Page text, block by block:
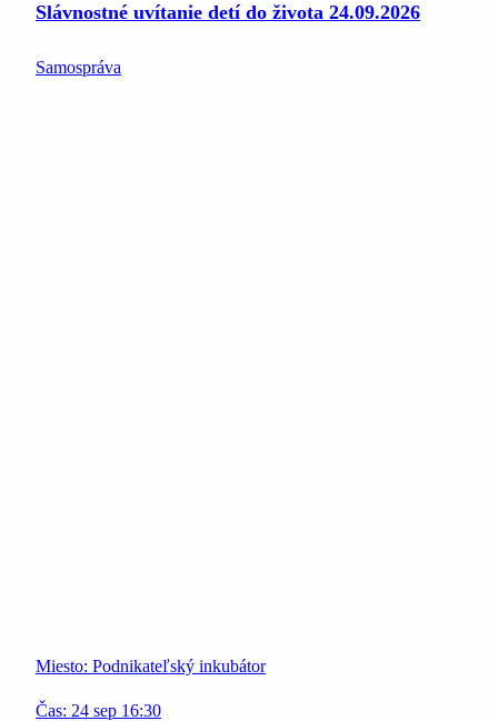
Slávnostné uvítanie detí do života 24.09.2026
Samospráva
Miesto: Podnikateľský inkubátor
Čas: 24 sep 16:30